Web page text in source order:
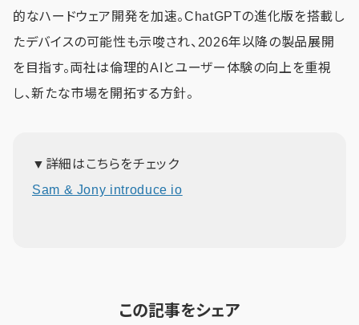
的なハードウェア開発を加速。ChatGPTの進化版を搭載し
たデバイスの可能性も示唆され、2026年以降の製品展開
を目指す。両社は倫理的AIとユーザー体験の向上を重視
し、新たな市場を開拓する方針。
▼詳細はこちらをチェック
Sam & Jony introduce io
この記事をシェア